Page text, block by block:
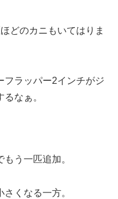
どのカニもいてはりま
フラッパー2インチがジ
なぁ。
う一匹追加。
くなる一方。